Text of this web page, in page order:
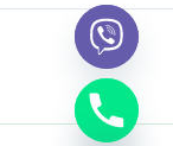
chaty